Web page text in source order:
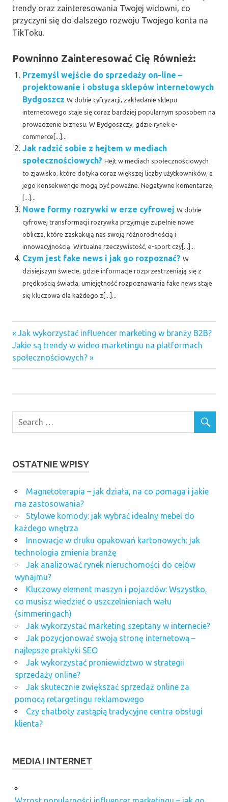
trendy oraz zainteresowania Twojej widowni, co
przyczyni się do dalszego rozwoju Twojego konta na
TikToku.
Powninno Zainteresować Cię Również:
Przemyśl wejście do sprzedaży on-line –
projektowanie i obsługa sklepów internetowych
Bydgoszcz W dobie cyfryzacji, zakładanie sklepu
internetowego staje się coraz bardziej popularnym sposobem na
prowadzenie biznesu. W Bydgoszczy, gdzie rynek e-
commerce[...]...
Jak radzić sobie z hejtem w mediach
społecznościowych? Hejt w mediach społecznościowych
to zjawisko, które dotyka coraz większej liczby użytkowników, a
jego konsekwencje mogą być poważne. Negatywne komentarze,
[...]...
Nowe formy rozrywki w erze cyfrowej W dobie
cyfrowej transformacji rozrywka przyjmuje zupełnie nowe
oblicza, które zaskakują nas swoją różnorodnością i
innowacyjnością. Wirtualna rzeczywistość, e-sport czy[...]...
Czym jest fake news i jak go rozpoznać? W
dzisiejszym świecie, gdzie informacje rozprzestrzeniają się z
prędkością światła, umiejętność rozpoznawania fake news staje
się kluczowa dla każdego z[...]...
Nawigacja
wpisu
Previous
Post:
Jak wykorzystać influencer marketing w branży B2B?
Next
Post:
Jakie są trendy w wideo marketingu na platformach
społecznościowych?
OSTATNIE WPISY
Magnetoterapia – jak działa, na co pomaga i jakie
ma zastosowania?
Stylowe komody: jak wybrać idealny mebel do
każdego wnętrza
Innowacje w druku opakowań kartonowych: jak
technologia zmienia branżę
Jak analizować rynek nieruchomości do celów
wynajmu?
Kluczowy element maszyn i pojazdów: Wszystko,
co musisz wiedzieć o uszczelnieniach wału
(simmeringach)
Jak wykorzystać marketing szeptany w internecie?
Jak pozycjonować swoją stronę internetową –
najlepsze praktyki SEO
Jak wykorzystać proniewidztwo w strategii
sprzedaży online?
Jak skutecznie zwiększać sprzedaż online za
pomocą retargetingu reklamowego
Czy chatboty zastąpią tradycyjne centra obsługi
klienta?
MEDIA I INTERNET